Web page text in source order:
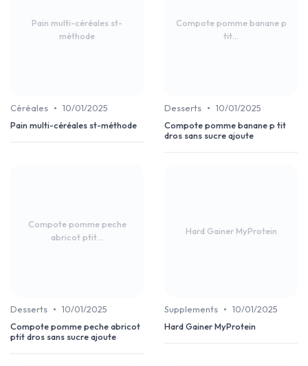
Pain multi-céréales st-
méthode
Céréales • 10/01/2025
Pain multi-céréales st-méthode
Compote pomme banane p
tit...
Desserts • 10/01/2025
Compote pomme banane p tit
dros sans sucre ajoute
Compote pomme peche
abricot ptit...
Desserts • 10/01/2025
Compote pomme peche abricot
ptit dros sans sucre ajoute
Hard Gainer MyProtein
Supplements • 10/01/2025
Hard Gainer MyProtein